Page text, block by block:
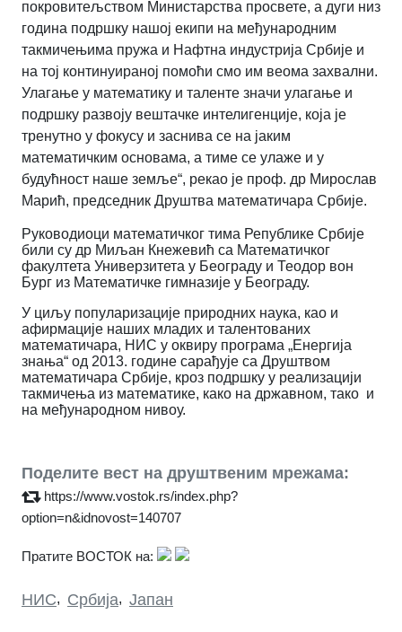
покровитељством Министарства просвете, а дуги низ
година подршку нашој екипи на међународним
такмичењима пружа и Нафтна индустрија Србије и
на тој континуираној помоћи смо им веома захвални.
Улагање у математику и таленте значи улагање и
подршку развоју вештачке интелигенције, која је
тренутно у фокусу и заснива се на јаким
математичким основама, а тиме се улаже и у
будућност наше земље“, рекао је проф. др Мирослав
Марић, председник Друштва математичара Србије.
Руководиоци математичког тима Републике Србије
били су др Миљан Кнежевић са Математичког
факултета Универзитета у Београду и Теодор вон
Бург из Математичке гимназије у Београду.
У циљу популаризације природних наука, као и
афирмације наших младих и талентованих
математичара, НИС у оквиру програма „Енергија
знања“ од 2013. године сарађује са Друштвом
математичара Србије, кроз подршку у реализацији
такмичења из математике, како на државном, тако и
на међународном нивоу.
Поделите вест на друштвеним мрежама:
https://www.vostok.rs/index.php?
option=n&idnovost=140707
Пратите ВОСТОК на:
НИС, Србија, Јапан